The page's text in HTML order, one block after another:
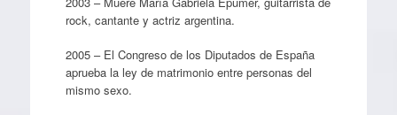
rock, cantante y actriz argentina.
2005 – El Congreso de los Diputados de España
aprueba la ley de matrimonio entre personas del
mismo sexo.